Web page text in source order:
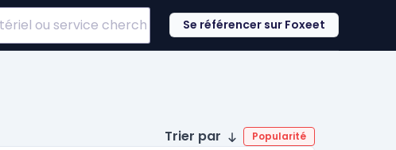
Se référencer sur Foxeet
Trier par Popularité